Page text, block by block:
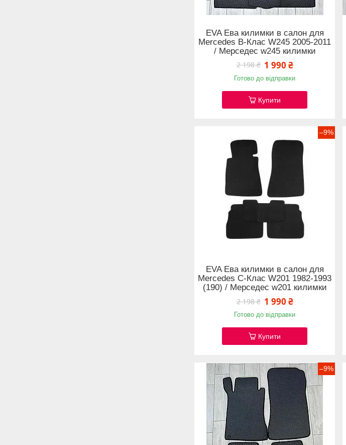
EVA Ева килимки в салон для
Mercedes B-Клас W245 2005-2011
/ Мерседес w245 килимки
2 198 ₴ 1 990 ₴
Готово до відправки
Купити
–9%
EVA Ева килимки в салон для
Mercedes C-Клас W201 1982-1993
(190) / Мерседес w201 килимки
2 198 ₴ 1 990 ₴
Готово до відправки
Купити
–9%